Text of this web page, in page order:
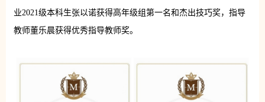
业2021级本科生张以诺获得高年级组第一名和杰出技巧奖，指导
教师董乐晨获得优秀指导教师奖。